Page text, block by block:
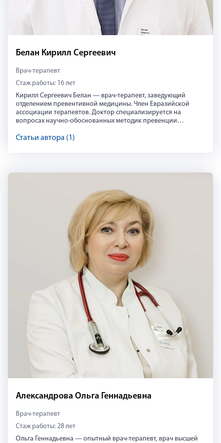
Кирилл Белан
Кирилл Сергеевич Белан — врач-терапевт, заведующий
https://vk.com/atlasclinic
Белан Кирилл Сергеевич
Врач-терапевт
Стаж работы: 16 лет
Кирилл Сергеевич Белан — врач-терапевт, заведующий
отделением превентивной медицины. Член Евразийской
ассоциации терапевтов. Доктор специализируется на
вопросах научно-обоснованных методик превенции
ведения пациентов на основе персонализированных
по терапии до ноября 2025 года, по организации
Статьи автора (1)
Александрова Ольга Геннадьевна
Врач-терапевт
Стаж работы: 28 лет
Ольга Геннадьевна — опытный врач-терапевт, врач высшей